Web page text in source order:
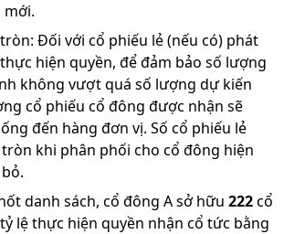
mới.
Đối với cổ phiếu lẻ (nếu có) phát
hiện quyền, để đảm bảo số lượng
không vượt quá số lượng dự kiến
cổ phiếu cổ đông được nhận sẽ
đến hàng đơn vị. Số cổ phiếu lẻ
khi phân phối cho cổ đông hiện
danh sách, cổ đông A sở hữu 222cổ
lệ thực hiện quyền nhận cổ tức bằng